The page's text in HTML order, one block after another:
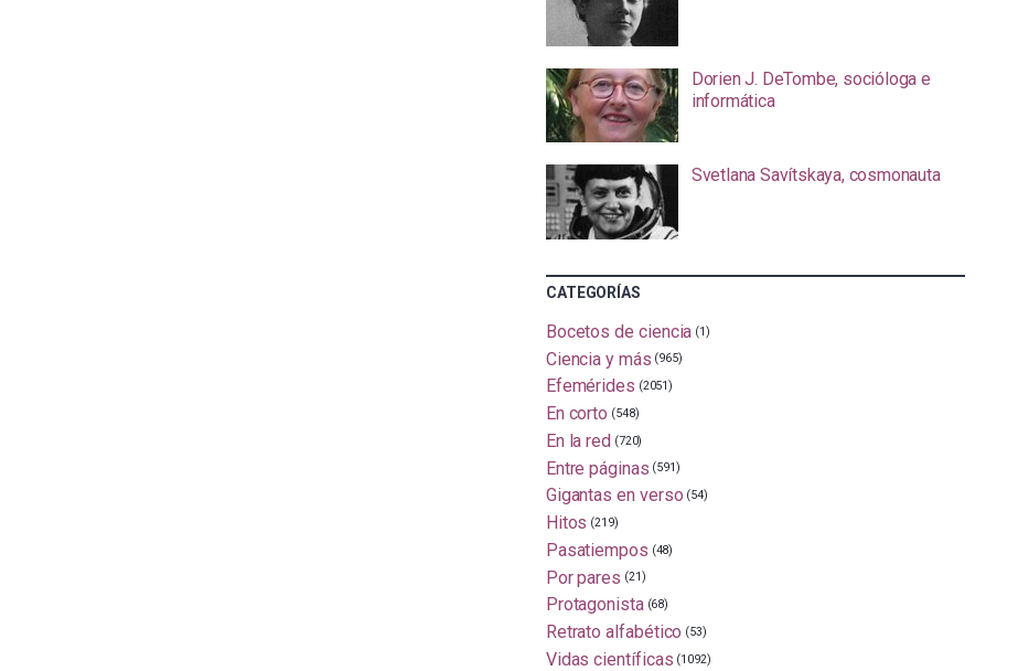
Dorien J. DeTombe, socióloga e
informática
Svetlana Savítskaya, cosmonauta
CATEGORÍAS
Bocetos de ciencia (1)
Ciencia y más (965)
Efemérides (2051)
En corto (548)
En la red (720)
Entre páginas (591)
Gigantas en verso (54)
Hitos (219)
Pasatiempos (48)
Por pares (21)
Protagonista (68)
Retrato alfabético (53)
Vidas científicas (1092)